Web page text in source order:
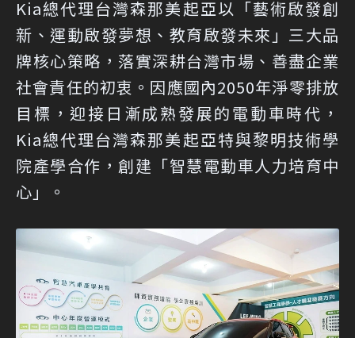
Kia總代理台灣森那美起亞以「藝術啟發創
新、運動啟發夢想、教育啟發未來」三大品
牌核心策略，落實深耕台灣市場、善盡企業
社會責任的初衷。因應國內2050年淨零排放
目標，迎接日漸成熟發展的電動車時代，
Kia總代理台灣森那美起亞特與黎明技術學
院產學合作，創建「智慧電動車人力培育中
心」。